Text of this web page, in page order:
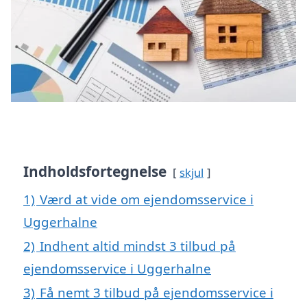
Indholdsfortegnelse skjul
1) Værd at vide om ejendomsservice i
Uggerhalne
2) Indhent altid mindst 3 tilbud på
ejendomsservice i Uggerhalne
3) Få nemt 3 tilbud på ejendomsservice i